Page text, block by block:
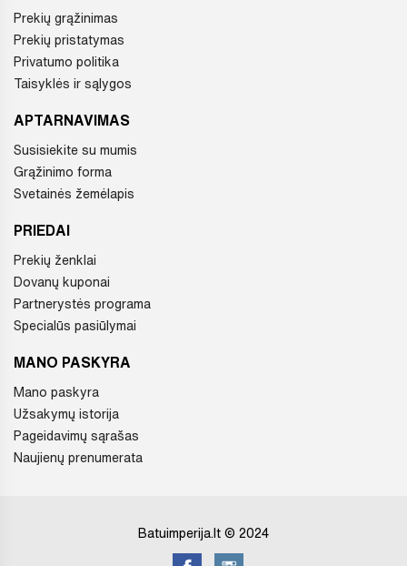
Prekių grąžinimas
Prekių pristatymas
Privatumo politika
Taisyklės ir sąlygos
APTARNAVIMAS
Susisiekite su mumis
Grąžinimo forma
Svetainės žemėlapis
PRIEDAI
Prekių ženklai
Dovanų kuponai
Partnerystės programa
Specialūs pasiūlymai
MANO PASKYRA
Mano paskyra
Užsakymų istorija
Pageidavimų sąrašas
Naujienų prenumerata
Batuimperija.lt © 2024